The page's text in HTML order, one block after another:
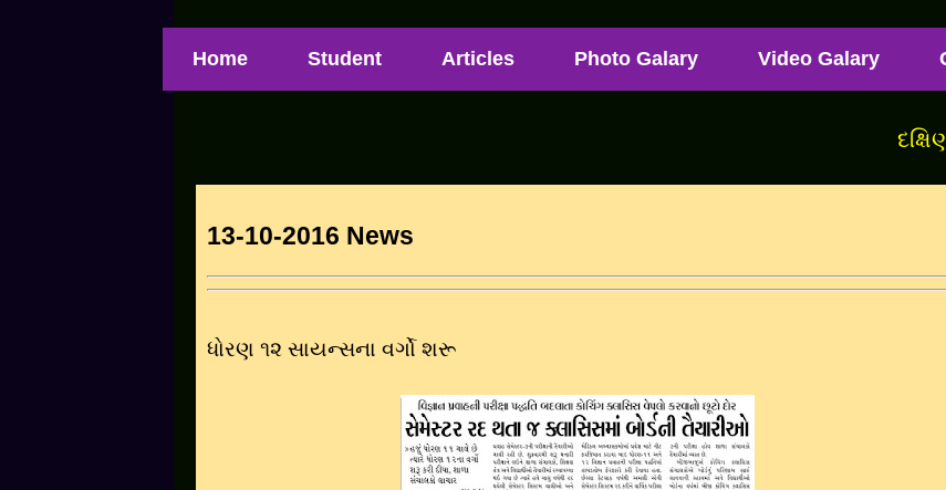
Home Student Articles Photo Galary Video Galary
દક્ષિણ
13-10-2016 News
ધોરણ ૧૨ સાયન્સના વર્ગો શરૂ